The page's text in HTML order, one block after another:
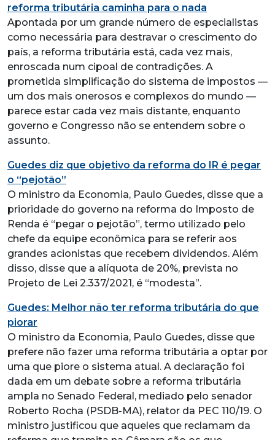
reforma tributária caminha para o nada
Apontada por um grande número de especialistas
como necessária para destravar o crescimento do
país, a reforma tributária está, cada vez mais,
enroscada num cipoal de contradições. A
prometida simplificação do sistema de impostos —
um dos mais onerosos e complexos do mundo —
parece estar cada vez mais distante, enquanto
governo e Congresso não se entendem sobre o
assunto.
Guedes diz que objetivo da reforma do IR é pegar
o “pejotão”
O ministro da Economia, Paulo Guedes, disse que a
prioridade do governo na reforma do Imposto de
Renda é “pegar o pejotão”, termo utilizado pelo
chefe da equipe econômica para se referir aos
grandes acionistas que recebem dividendos. Além
disso, disse que a alíquota de 20%, prevista no
Projeto de Lei 2.337/2021, é “modesta”.
Guedes: Melhor não ter reforma tributária do que
piorar
O ministro da Economia, Paulo Guedes, disse que
prefere não fazer uma reforma tributária a optar por
uma que piore o sistema atual. A declaração foi
dada em um debate sobre a reforma tributária
ampla no Senado Federal, mediado pelo senador
Roberto Rocha (PSDB-MA), relator da PEC 110/19. O
ministro justificou que aqueles que reclamam da